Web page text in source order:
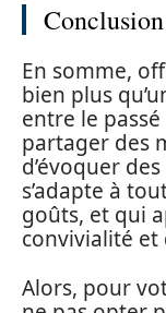
En somme,
bien plus
entre le
partager des
d’évoquer
s’adapte à
goûts, et qui
convivialité et
Alors, pour